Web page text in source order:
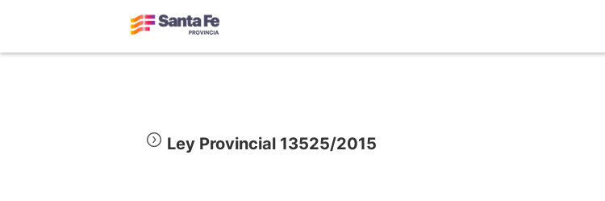
Ley Provincial 13525/2015